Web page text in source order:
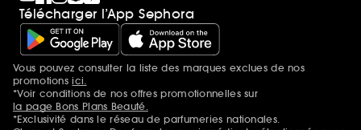
Télécharger l’App Sephora
Mentions additionnelles
Vous pouvez consulter la liste des marques exclues de nos
promotionsici.
*Voir conditions de nos offres promotionnelles sur
la page Bons Plans Beauté.
*Exclusivité dans le réseau de parfumeries nationales.